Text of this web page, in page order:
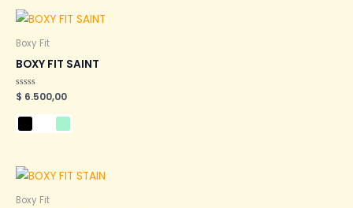
Boxy Fit
BOXY FIT SAINT
Valorado
en
0
de
5
$ 6.500,00
Boxy Fit